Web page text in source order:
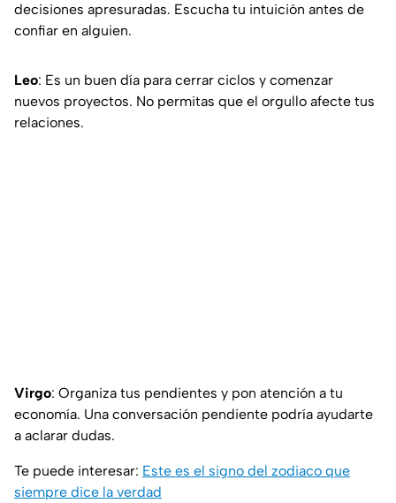
decisiones apresuradas. Escucha tu intuición antes de
confiar en alguien.
Leo: Es un buen día para cerrar ciclos y comenzar
nuevos proyectos. No permitas que el orgullo afecte tus
relaciones.
Virgo: Organiza tus pendientes y pon atención a tu
economía. Una conversación pendiente podría ayudarte
a aclarar dudas.
Te puede interesar: Este es el signo del zodiaco que
siempre dice la verdad